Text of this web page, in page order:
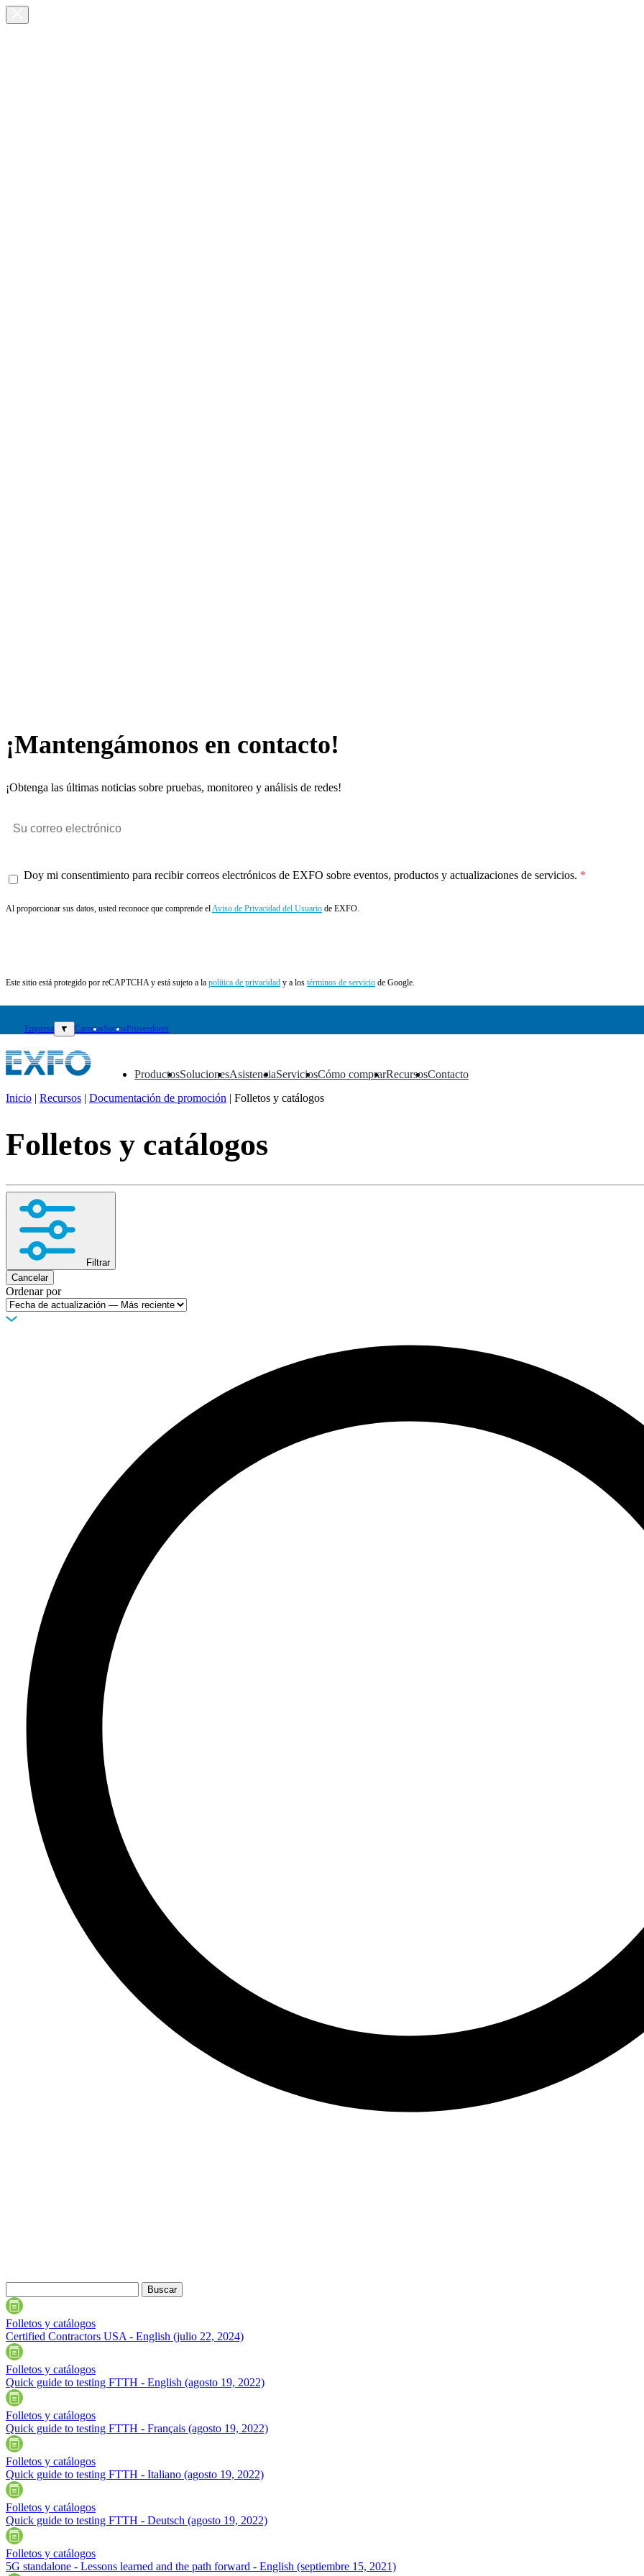
¡Mantengámonos en contacto!
¡Obtenga las últimas noticias sobre pruebas, monitoreo y análisis de redes!
Doy mi consentimiento para recibir correos electrónicos de EXFO sobre eventos, productos y actualizaciones de servicios.
Al proporcionar sus datos, usted reconoce que comprende elAviso de Privacidad del Usuario de EXFO.
Este sitio está protegido por reCAPTCHA y está sujeto a la política de privacidad y a los términos de servicio de Google.
Empresa ▼ CarrerasSociosProveedores
Productos
▼ Soluciones
▼ Asistencia
▼ Servicios
▼ Cómo comprar
▼ Recursos
▼ Contacto
▼
Productos
Soluciones
Servicios
Cómo
comprar
Recursos
Contacto
RegistrarseIniciar
Inicio | Recursos | Documentación de promoción | Folletos y catálogos
Folletos y catálogos
Filtrar
Cancelar
Ordenar por
Folletos y catálogos
Certified Contractors USA - English (julio 22, 2024)
Folletos y catálogos
Quick guide to testing FTTH - English (agosto 19, 2022)
Folletos y catálogos
Quick guide to testing FTTH - Français (agosto 19, 2022)
Folletos y catálogos
Quick guide to testing FTTH - Italiano (agosto 19, 2022)
Folletos y catálogos
Quick guide to testing FTTH - Deutsch (agosto 19, 2022)
Folletos y catálogos
5G standalone - Lessons learned and the path forward - English (septiembre 15, 2021)